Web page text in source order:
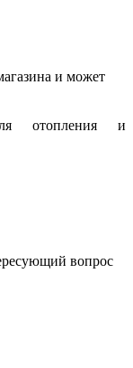
и может
отопления и
вопрос